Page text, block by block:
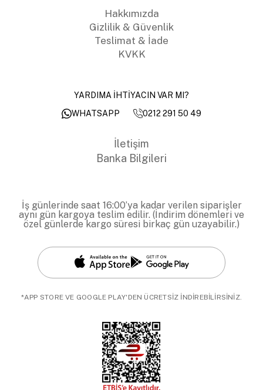
Hakkımızda
Gizlilik & Güvenlik
Teslimat & İade
KVKK
YARDIMA İHTİYACIN VAR MI?
WHATSAPP
0212 291 50 49
İletişim
Banka Bilgileri
İş günlerinde saat 16:00’ya kadar verilen siparişler
aynı gün kargoya teslim edilir. (İndirim dönemleri ve
özel günlerde kargo süresi birkaç gün uzayabilir.)
*APP STORE VE GOOGLE PLAY'DEN ÜCRETSİZ İNDİREBİLİRSİNİZ.